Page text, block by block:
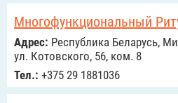
Многофункциональный
Адрес: Республика Беларусь,
ул. Котовского, 56, ком. 8
Тел.: +375 29 1881036